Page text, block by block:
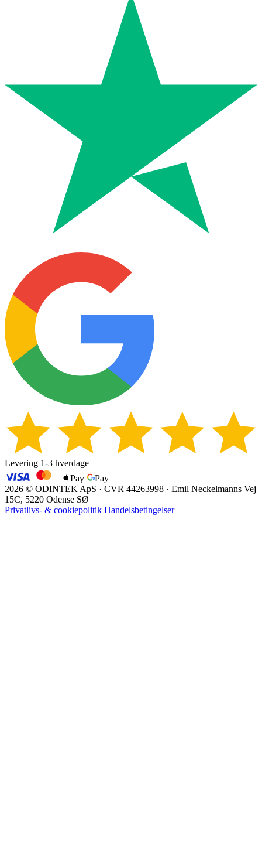
Levering 1-3 hverdage
Pay
Pay
2026 © ODINTEK ApS · CVR 44263998 · Emil Neckelmanns Vej
15C, 5220 Odense SØ
Privatlivs- & cookiepolitik Handelsbetingelser